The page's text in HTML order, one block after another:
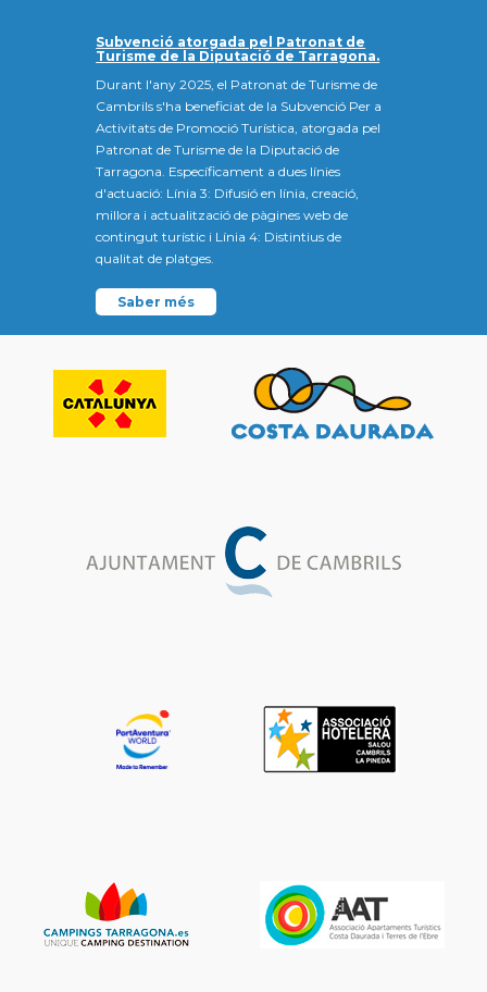
Subvenció atorgada pel Patronat de
Turisme de la Diputació de Tarragona.
Durant l'any 2025, el Patronat de Turisme de
Cambrils s'ha beneficiat de la Subvenció Per a
Activitats de Promoció Turística, atorgada pel
Patronat de Turisme de la Diputació de
Tarragona. Específicament a dues línies
d'actuació: Línia 3: Difusió en línia, creació,
millora i actualització de pàgines web de
contingut turístic i Línia 4: Distintius de
qualitat de platges.
Saber més